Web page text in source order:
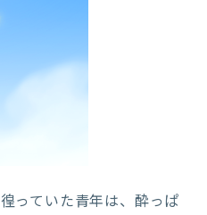
っていた青年は、酔っぱ